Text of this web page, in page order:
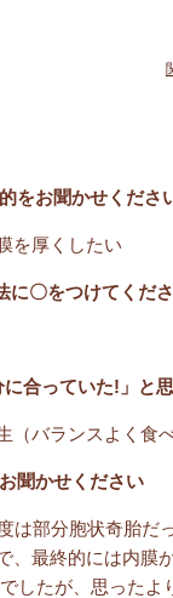
をお聞かせくださ
を厚くしたい
に〇をつけてくだ
合っていた!」と
（バランスよく食
聞かせください
は部分胞状奇胎だ
、最終的には内膜
したが、思ったよ